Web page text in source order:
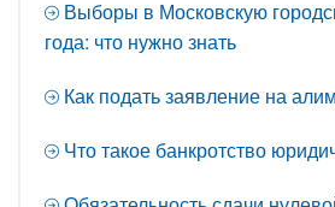
Выборы в Московскую
года: что нужно знать
Как подать заявление на
Что такое банкротство